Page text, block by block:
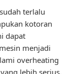
terlalu
kotoran
dapat
menjadi
overheating
lebih serius.